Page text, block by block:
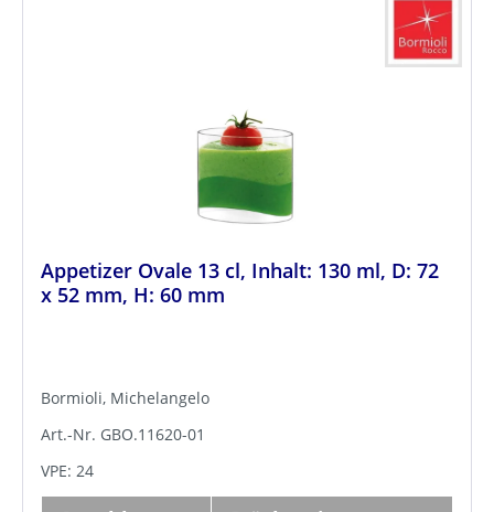
Appetizer Ovale 13 cl, Inhalt: 130 ml, D: 72
x 52 mm, H: 60 mm
Bormioli, Michelangelo
Art.-Nr. GBO.11620-01
VPE: 24